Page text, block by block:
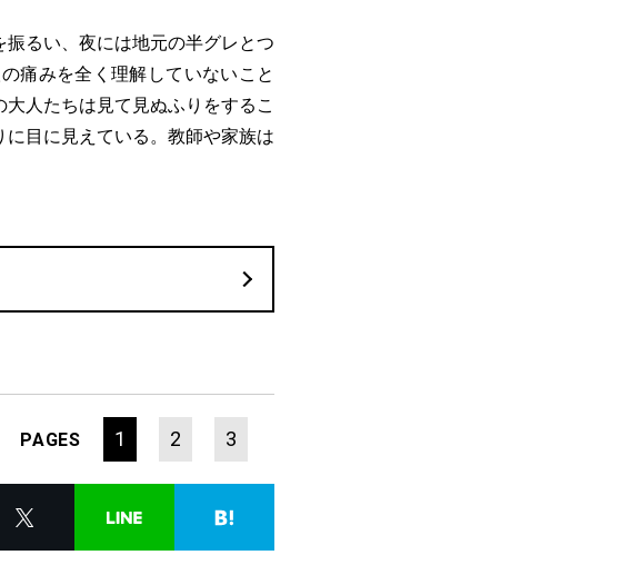
るい、夜には地元の半グレとつ
痛みを全く理解していないこと
人たちは見て見ぬふりをするこ
目に見えている。教師や家族は
PAGES 1 2 3